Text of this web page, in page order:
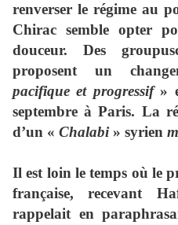
renverser le régime au
Chirac semble opter
douceur. Des
proposent un
pacifique et progressif»
septembre à Paris. La
d’un « Chalabi» syrien
Il est loin le temps où le
française, recevant
rappelait en